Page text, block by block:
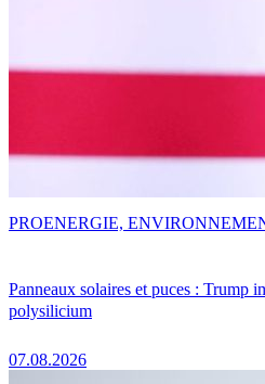
Panneaux solaires et puces : Trump
polysilicium
07.08.2026
PROENERGIE,